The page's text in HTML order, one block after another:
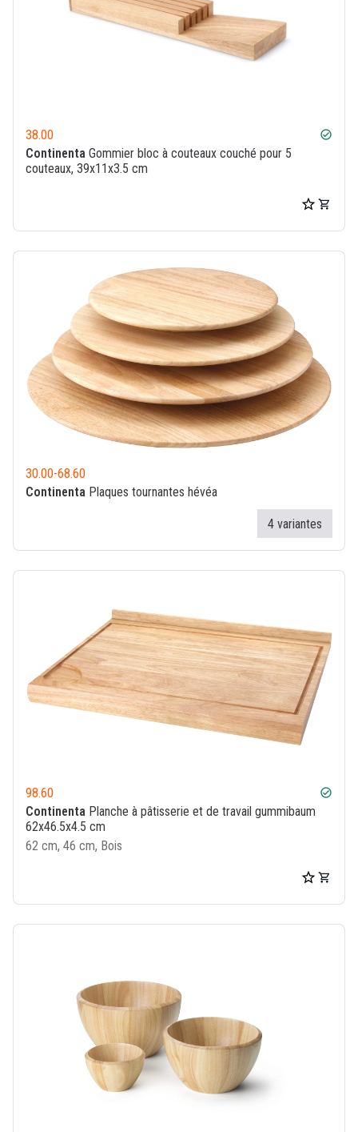
38.00 check_circle
Continenta Gommier bloc à couteaux couché pour 5
couteaux, 39x11x3.5 cm
30.00-68.60
Continenta Plaques tournantes hévéa
4 variantes
98.60 check_circle
Continenta Planche à pâtisserie et de travail gummibaum
62x46.5x4.5 cm
62 cm, 46 cm, Bois